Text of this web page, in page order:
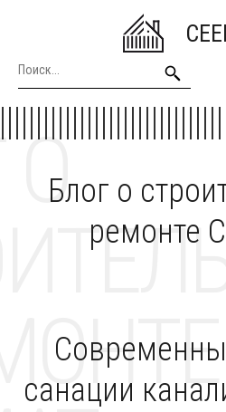
Блог о
ремонте
О
санации